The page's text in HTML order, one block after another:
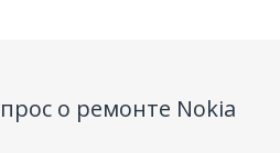
о ремонте Nokia